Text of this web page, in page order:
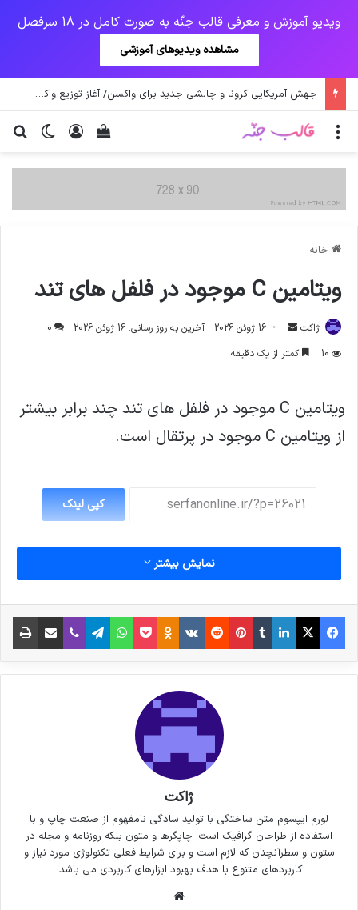
ویدیو آموزش و معرفی قالب جنّه به صورت کامل در 18 سرفصل
مشاهده ویدیوهای آموزشی
جهش آمریکایی کرونا و چالشی جدید برای واکسن/ آغاز توزیع واکسن از سوی اتحادیه کوواکس
تغییر ورود
دیدن سبد خرید منو
خانه
ویتامین C موجود در فلفل های تند
ژاکت
ارسال
ایمیل
16 ژوئن 2026 آخرین به روز رسانی: 16 ژوئن 2026
0
10
کمتر از یک دقیقه
ویتامین C موجود در فلفل های تند چند برابر بیشتر
از ویتامین C موجود در پرتقال است.
کپی لینک
نمایش بیشتر
فیس بوک X لینکدین
‫تامبلر‫پین‌ترست
‫رددیت‫VKontakte
‫Odnoklassniki
پاکتواتس آپ تلگراموایبر اشتراک گذاری از طریق ایمیل
ژاکت
لورم ایپسوم متن ساختگی با تولید سادگی نامفهوم از صنعت چاپ و با
استفاده از طراحان گرافیک است. چاپگرها و متون بلکه روزنامه و مجله در
ستون و سطرآنچنان که لازم است و برای شرایط فعلی تکنولوژی مورد نیاز و
کاربردهای متنوع با هدف بهبود ابزارهای کاربردی می باشد.